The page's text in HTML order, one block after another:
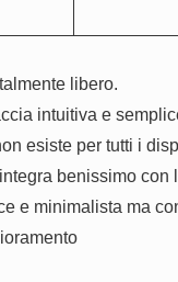
libero.
intuitiva e
esiste per tutti i
benissimo con
e minimalista ma